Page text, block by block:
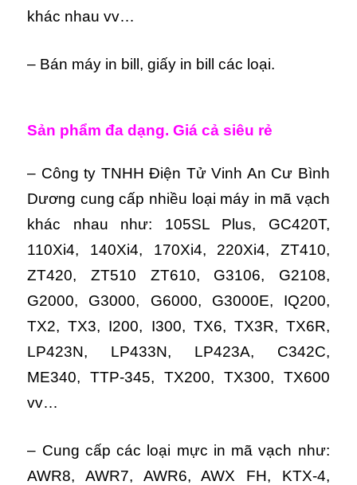
khác nhau vv…
– Bán máy in bill, giấy in bill các loại.
Sản phẩm đa dạng. Giá cả siêu rẻ
– Công ty TNHH Điện Tử Vinh An Cư Bình
Dương cung cấp nhiều loại máy in mã vạch
khác nhau như: 105SL Plus, GC420T,
110Xi4, 140Xi4, 170Xi4, 220Xi4, ZT410,
ZT420, ZT510 ZT610, G3106, G2108,
G2000, G3000, G6000, G3000E, IQ200,
TX2, TX3, I200, I300, TX6, TX3R, TX6R,
LP423N, LP433N, LP423A, C342C,
ME340, TTP-345, TX200, TX300, TX600
vv…
– Cung cấp các loại mực in mã vạch như:
AWR8, AWR7, AWR6, AWX FH, KTX-4,